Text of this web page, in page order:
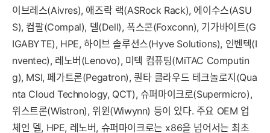
이브레스(Aivres), 애즈락 랙(ASRock Rack), 에이수스(ASU
S), 컴팔(Compal), 델(Dell), 폭스콘(Foxconn), 기가바이트(G
IGABYTE), HPE, 하이브 솔루션스(Hyve Solutions), 인벤텍(I
nventec), 레노버(Lenovo), 미텍 컴퓨팅(MiTAC Computin
g), MSI, 페가트론(Pegatron), 퀀타 클라우드 테크놀로지(Qua
nta Cloud Technology, QCT), 슈퍼마이크로(Supermicro),
위스트론(Wistron), 위윈(Wiwynn) 등이 있다. 주요 OEM 업
체인 델, HPE, 레노버, 슈퍼마이크로는 x86을 넘어서는 최초